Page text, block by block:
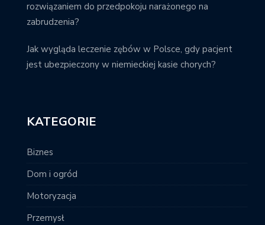
rozwiązaniem do przedpokoju narażonego na
zabrudzenia?
Jak wygląda leczenie zębów w Polsce, gdy pacjent
jest ubezpieczony w niemieckiej kasie chorych?
KATEGORIE
Biznes
Dom i ogród
Motoryzacja
Przemysł